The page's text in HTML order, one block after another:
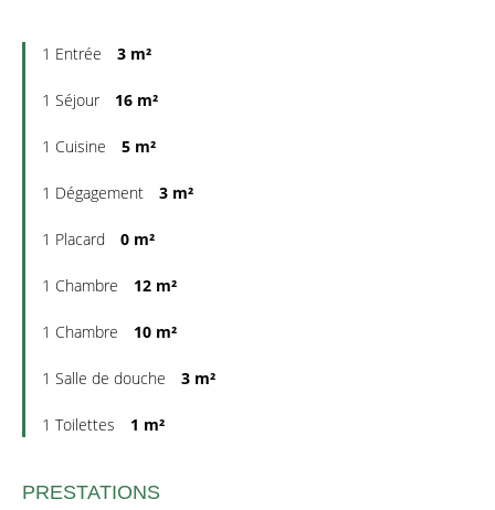
1 Entrée 3 m²
1 Séjour 16 m²
1 Cuisine 5 m²
1 Dégagement 3 m²
1 Placard 0 m²
1 Chambre 12 m²
1 Chambre 10 m²
1 Salle de douche 3 m²
1 Toilettes 1 m²
PRESTATIONS